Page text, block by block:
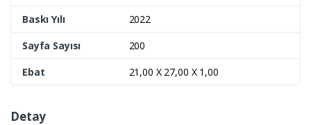
Baskı Yılı
2022
Sayfa Sayısı
200
Ebat
21,00 X 27,00 X 1,00
Detay